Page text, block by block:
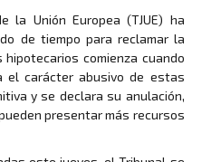
la Unión Europea (TJUE) ha
de tiempo para reclamar la
comienza cuando
el carácter abusivo de estas
y se declara su anulación,
presentar más recursos